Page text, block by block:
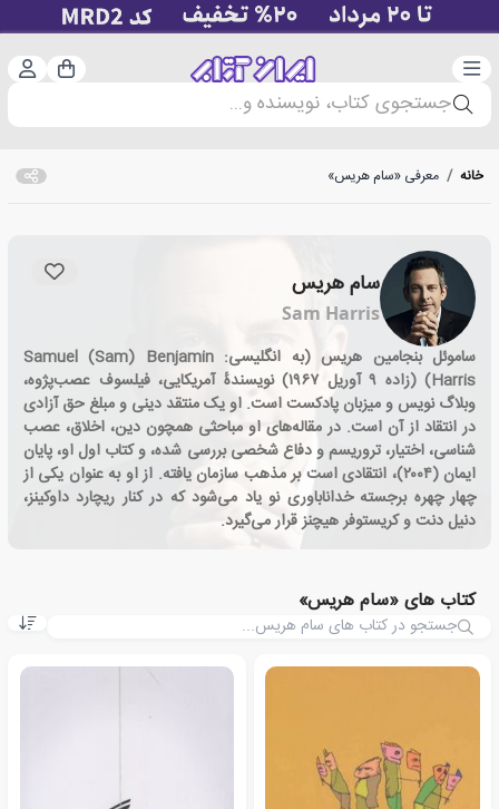
دسته‌بندی سبد
جستجوی کتاب، نویسنده و...
خانه / معرفی «سام هریس»
سام هریس
Sam Harris
ساموئل بنجامین هریس (به انگلیسی: Samuel (Sam) Benjamin
Harris) (زاده ۹ آوریل ۱۹۶۷) نویسندهٔ آمریکایی، فیلسوف عصب‌پژوه،
وبلاگ ​نویس و میزبان پادکست است. او یک منتقد دینی و مبلغ حق آزادی
در انتقاد از آن است. در مقاله‌های او مباحثی همچون دین، اخلاق، عصب
شناسی، اختیار، تروریسم و دفاع شخصی بررسی شده، و کتاب اول او، پایان
ایمان (۲۰۰۴)، انتقادی است بر مذهب سازمان یافته. از او به عنوان یکی از
چهار چهره برجسته خداناباوری نو یاد می‌شود که در کنار ریچارد داوکینز،
دنیل دنت و کریستوفر هیچنز قرار می‌گیرد.
کتاب های «سام هریس»